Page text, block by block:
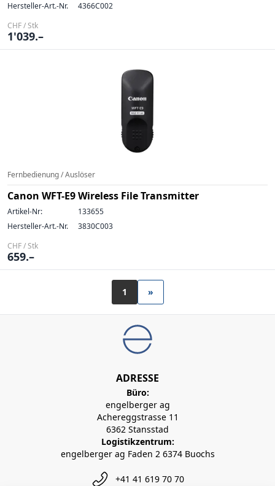
Hersteller-Art.-Nr.
4366C002
CHF / Stk
1'039.–
Fernbedienung / Auslöser
Canon WFT-E9 Wireless File Transmitter
Artikel-Nr:
133655
Hersteller-Art.-Nr.
3830C003
CHF / Stk
659.–
1 »
ADRESSE
Büro:
engelberger ag
Achereggstrasse 11
6362 Stansstad
Logistikzentrum:
engelberger ag Faden 2 6374 Buochs
+41 41 619 70 70